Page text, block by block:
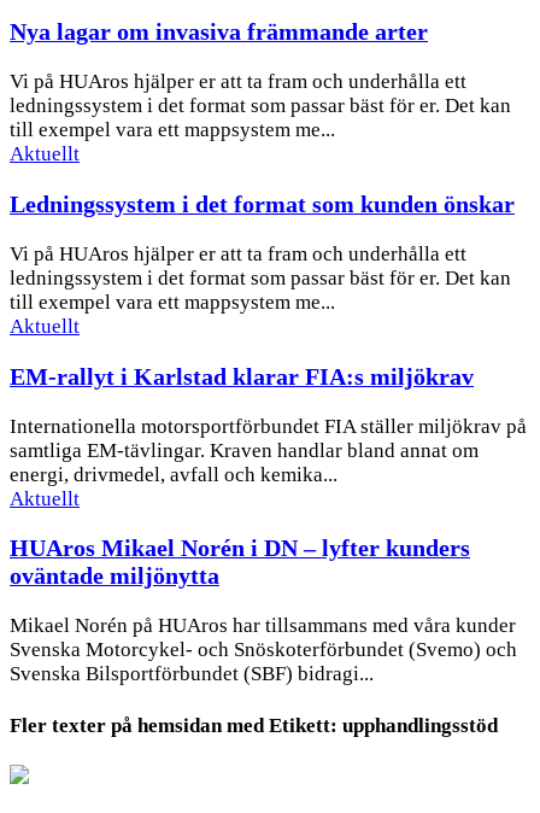
Nya lagar om invasiva främmande arter
Vi på HUAros hjälper er att ta fram och underhålla ett
ledningssystem i det format som passar bäst för er. Det kan
till exempel vara ett mappsystem me...
Aktuellt
Ledningssystem i det format som kunden önskar
Vi på HUAros hjälper er att ta fram och underhålla ett
ledningssystem i det format som passar bäst för er. Det kan
till exempel vara ett mappsystem me...
Aktuellt
EM-rallyt i Karlstad klarar FIA:s miljökrav
Internationella motorsportförbundet FIA ställer miljökrav på
samtliga EM-tävlingar. Kraven handlar bland annat om
energi, drivmedel, avfall och kemika...
Aktuellt
HUAros Mikael Norén i DN – lyfter kunders
oväntade miljönytta
Mikael Norén på HUAros har tillsammans med våra kunder
Svenska Motorcykel- och Snöskoterförbundet (Svemo) och
Svenska Bilsportförbundet (SBF) bidragi...
Fler texter på hemsidan medEtikett: upphandlingsstöd